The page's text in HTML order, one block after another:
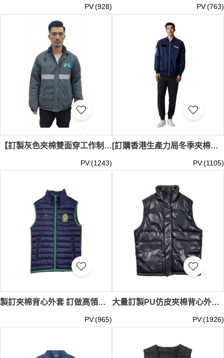
PV:(928) PV:(763)
【訂製灰色夾棉雙面穿工作制服】｜澳門輕軌｜工人保暖外套｜開工放工便服｜立領帶抽繩｜胸前反光條｜刺繡LOGO｜夾棉外套專門店 J1209
PV:(1243)
[訂購香港生產力局冬季夾棉外套]｜防風設計 保暖性能佳｜雙側口袋 實用方便 ｜ 香港生產力促進局｜夾棉外套生產商 J1162
PV:(1105)
製訂夾棉背心外套 訂做高領外套 外套專門店 夾棉外套供應商 J1060
PV:(965)
大量訂製PU仿皮夾棉背心外套 光面背心外套 雙側袋口 企領背心外套 J1056
PV:(1926)